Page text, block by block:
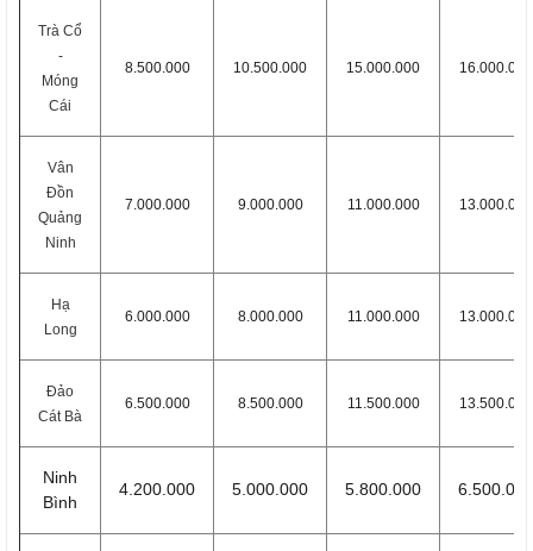
Trà Cổ
-
Móng
Cái
8.500.000 10.500.000 15.000.000 16.000.000
Vân
Đồn
Quảng
Ninh
7.000.000 9.000.000 11.000.000 13.000.000
Hạ
Long
6.000.000 8.000.000 11.000.000 13.000.000
Đảo
Cát Bà
6.500.000 8.500.000 11.500.000 13.500.000
Ninh
Bình
4.200.000 5.000.000 5.800.000 6.500.000